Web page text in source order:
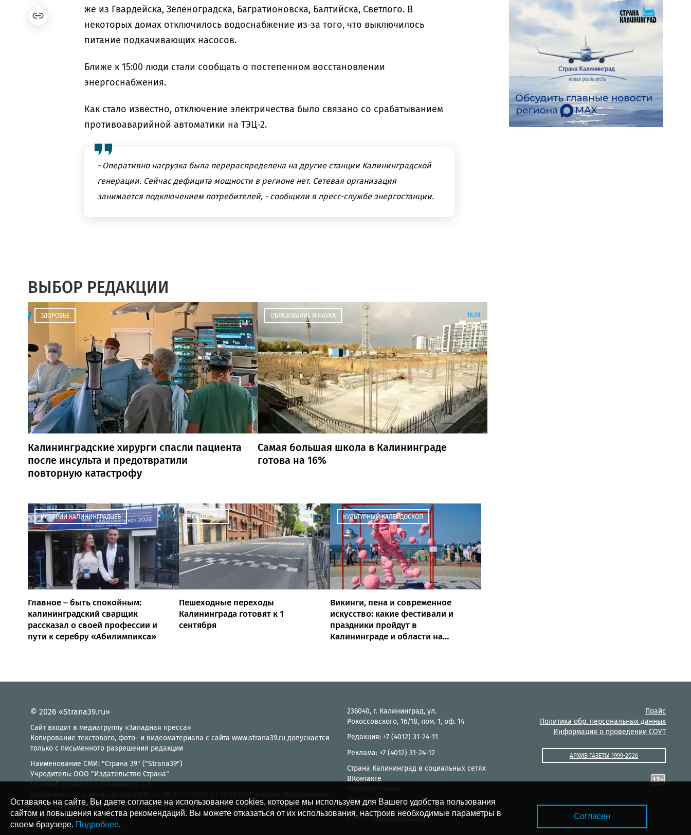
же из Гвардейска, Зеленоградска, Багратионовска, Балтийска, Светлого. В
некоторых домах отключилось водоснабжение из-за того, что выключилось
питание подкачивающих насосов.
Ближе к 15:00 люди стали сообщать о постепенном восстановлении
энергоснабжения.
Как стало известно, отключение электричества было связано со срабатыванием
противоаварийной автоматики на ТЭЦ-2.
- Оперативно нагрузка была перераспределена на другие станции Калининградской
генерации. Сейчас дефицита мощности в регионе нет. Сетевая организация
занимается подключением потребителей, - сообщили в пресс-службе энергостанции.
ВЫБОР РЕДАКЦИИ
ЗДОРОВЬЕ 17:12
Калининградские хирурги спасли пациента
после инсульта и предотвратили
повторную катастрофу
ОБРАЗОВАНИЕ И НАУКА 16:28
Самая большая школа в Калининграде
готова на 16%
ИСТОРИИ КАЛИНИНГРАДЦЕВ 16:01
Главное – быть спокойным:
калининградский сварщик
рассказал о своей профессии и
пути к серебру «Абилимпикса»
ОБЩЕСТВО 15:26
Пешеходные переходы
Калининграда готовят к 1
сентября
КУЛЬТУРНЫЙ КАЛЕЙДОСКОП 12:41
Викинги, пена и современное
искусство: какие фестивали и
праздники пройдут в
Калининграде и области на
© 2026 «Strana39.ru»
Сайт входит в медиагруппу «Западная пресса»
Копирование текстового, фото- и видеоматериала с сайта www.strana39.ru допускается
только с письменного разрешения редакции
Наименование СМИ: "Страна 39" ("Strana39")
Учредитель: ООО "Издательство Страна"
Главный редактор Бочарникова Е.А.
службой по надзору в сфере связи, информационных технологий и массовых
коммуникаций
236040, г. Калининград, ул.
Рокоссовского, 16/18, пом. 1, оф. 14
Редакция: +7 (4012) 31-24-11
Реклама: +7 (4012) 31-24-12
Страна Калининград в социальных сетях
ВКонтакте
Телеграм
E-mail:rec@strana39.ru
Оставаясь на сайте, Вы даете согласие на использование cookies, которые мы используем для Вашего удобства пользования
сайтом и повышения качества рекомендаций. Вы можете отказаться от их использования, настроив необходимые параметры в
своем браузере. Подробнее.
Согласен
Прайс
Политика обр. персональных данных
Информация о проведении СОУТ
АРХИВ ГАЗЕТЫ 1999-2026